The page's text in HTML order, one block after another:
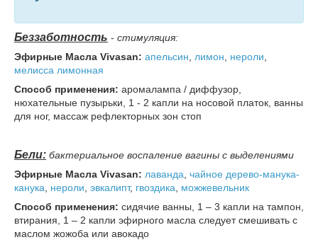
Беззаботность - стимуляция:
Эфирные Масла Vivasan: апельсин лимон нероли
мелисса лимонная
Способ применения: аромалампа / диффузор,
нюхательные пузырьки, 1 - 2 капли на носовой платок, ванны
для ног, массаж рефлекторных зон стоп
Бели: бактериальное воспаление вагины с выделениями
Эфирные Масла Vivasan: лаванда чайное дерево-манука-
канука
нероли эвкалипт, гвоздика
можжевельник
Способ применения: сидячие ванны, 1 – 3 капли на тампон,
втирания, 1 – 2 капли эфирного масла следует смешивать с
маслом жожоба или авокадо